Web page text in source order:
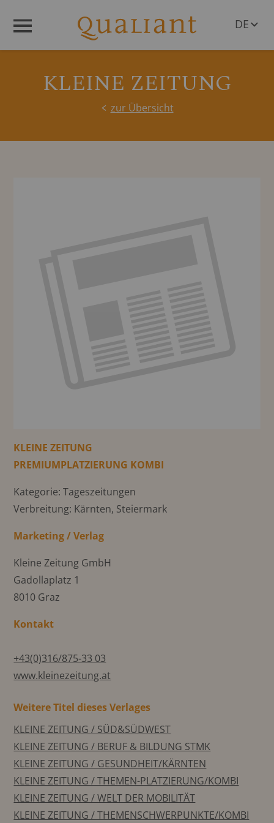
DE
KLEINE ZEITUNG
zur Übersicht
KLEINE ZEITUNG
PREMIUMPLATZIERUNG KOMBI
Kategorie: Tageszeitungen
Verbreitung: Kärnten, Steiermark
Marketing / Verlag
Kleine Zeitung GmbH
Gadollaplatz 1
8010 Graz
Kontakt
+43(0)316/875-33 03
www.kleinezeitung.at
Weitere Titel dieses Verlages
KLEINE ZEITUNG / SÜD&SÜDWEST
KLEINE ZEITUNG / BERUF & BILDUNG STMK
KLEINE ZEITUNG / GESUNDHEIT/KÄRNTEN
KLEINE ZEITUNG / THEMEN-PLATZIERUNG/KOMBI
KLEINE ZEITUNG / WELT DER MOBILITÄT
KLEINE ZEITUNG / THEMENSCHWERPUNKTE/KOMBI